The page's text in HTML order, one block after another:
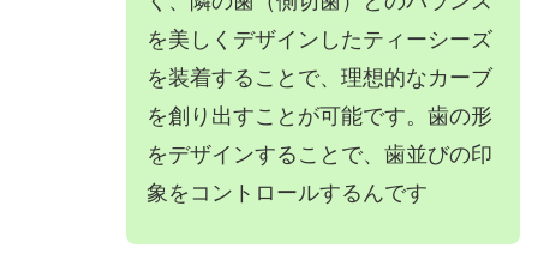
を美しくデザインしたティーシーズ
を装着することで、理想的なカーブ
を創り出すことが可能です。歯の形
をデザインすることで、歯並びの印
象をコントロールするんです